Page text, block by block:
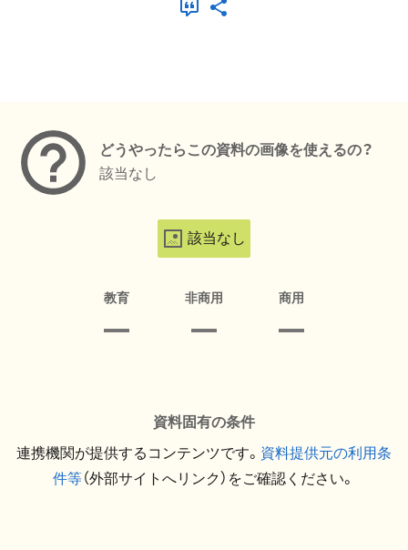
どうやったらこの資料の画像を使えるの？
該当なし
該当なし
教育 非商用 商用
資料固有の条件
連携機関が提供するコンテンツです。 資料提供元の利用条
件等（外部サイトへリンク）をご確認ください。